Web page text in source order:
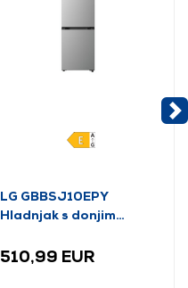
LG GBBSJ10EPY
Hladnjak s donjim
510,99 EUR